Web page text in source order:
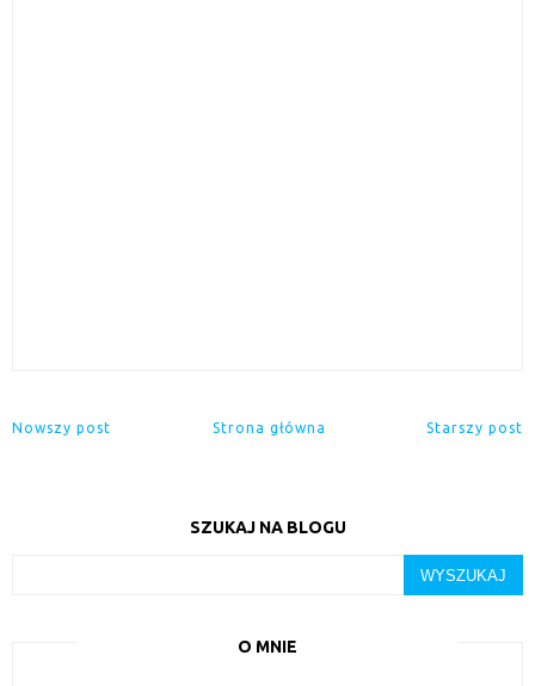
Nowszy post Starszy post
Strona główna
SZUKAJ NA BLOGU
O MNIE